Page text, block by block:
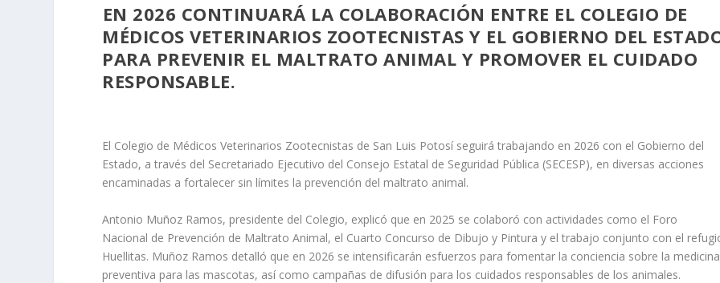
⁠EN 2026 CONTINUARÁ LA COLABORACIÓN ENTRE EL COLEGIO DE
MÉDICOS VETERINARIOS ZOOTECNISTAS Y EL GOBIERNO DEL
PARA PREVENIR EL MALTRATO ANIMAL Y PROMOVER EL CUIDADO
RESPONSABLE.
El Colegio de Médicos Veterinarios Zootecnistas de San Luis Potosí seguirá trabajando en 2026 con el Gobierno del
Estado, a través del Secretariado Ejecutivo del Consejo Estatal de Seguridad Pública (SECESP), en diversas acciones
encaminadas a fortalecer sin límites la prevención del maltrato animal.
Antonio Muñoz Ramos, presidente del Colegio, explicó que en 2025 se colaboró con actividades como el Foro
Nacional de Prevención de Maltrato Animal, el Cuarto Concurso de Dibujo y Pintura y el trabajo conjunto con el
Huellitas. Muñoz Ramos detalló que en 2026 se intensificarán esfuerzos para fomentar la conciencia sobre la medicina
preventiva para las mascotas, así como campañas de difusión para los cuidados responsables de los animales.